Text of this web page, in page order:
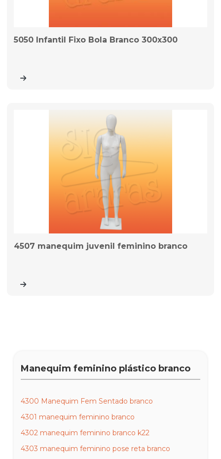
5050 Infantil Fixo Bola Branco 300x300
4507 manequim juvenil feminino branco
Manequim feminino plástico branco
4300 Manequim Fem Sentado branco
4301 manequim feminino branco
4302 manequim feminino branco k22
4303 manequim feminino pose reta branco